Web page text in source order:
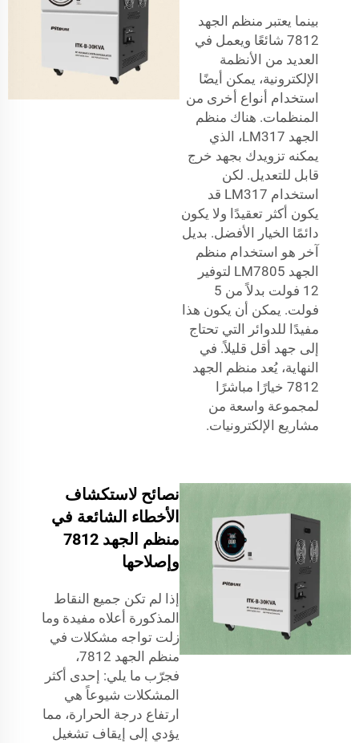
بينما يعتبر منظم الجهد
7812 شائعًا ويعمل في
العديد من الأنظمة
الإلكترونية، يمكن أيضًا
استخدام أنواع أخرى من
المنظمات. هناك منظم
الجهد LM317، الذي
يمكنه تزويدك بجهد خرج
قابل للتعديل. لكن
استخدام LM317 قد
يكون أكثر تعقيدًا ولا يكون
دائمًا الخيار الأفضل. بديل
آخر هو استخدام منظم
الجهد LM7805 لتوفير
12 فولت بدلاً من 5
فولت. يمكن أن يكون هذا
مفيدًا للدوائر التي تحتاج
إلى جهد أقل قليلاً. في
النهاية، يُعد منظم الجهد
7812 خيارًا مباشرًا
لمجموعة واسعة من
مشاريع الإلكترونيات.
نصائح لاستكشاف
الأخطاء الشائعة في
منظم الجهد 7812
وإصلاحها
إذا لم تكن جميع النقاط
المذكورة أعلاه مفيدة وما
زلت تواجه مشكلات في
منظم الجهد 7812،
فجرّب ما يلي: إحدى أكثر
المشكلات شيوعاً هي
ارتفاع درجة الحرارة، مما
يؤدي إلى إيقاف تشغيل